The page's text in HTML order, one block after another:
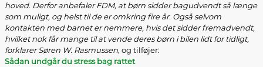
hoved. Derfor anbefaler FDM, at børn sidder bagudvendt så længe
som muligt, og helst til de er omkring fire år. Også selvom
kontakten med barnet er nemmere, hvis det sidder fremadvendt,
hvilket nok får mange til at vende deres børn i bilen lidt for tidligt,
forklarer Søren W. Rasmussen, og tilføjer:
Sådan undgår du stress bag rattet